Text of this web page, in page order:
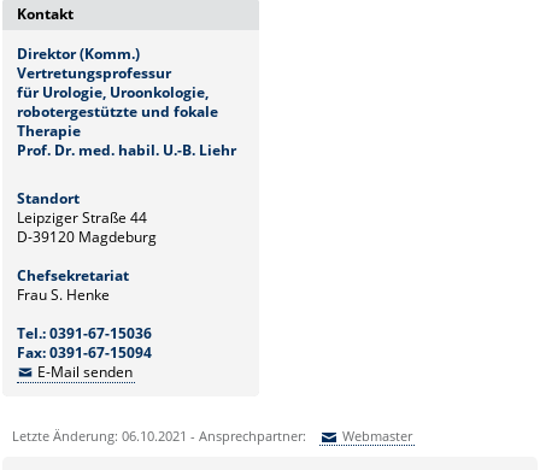
Kontakt
Direktor (Komm.)
Vertretungsprofessur
für Urologie, Uroonkologie,
robotergestützte und fokale
Therapie
Prof. Dr. med. habil. U.-B. Liehr
Standort
Leipziger Straße 44
D-39120 Magdeburg
Chefsekretariat
Frau S. Henke
Tel.: 0391-67-15036
Fax: 0391-67-15094
E-Mail senden
Letzte Änderung: 06.10.2021 - Ansprechpartner: Webmaster